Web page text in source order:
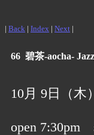
| Back | Index | Next |
66 碧茶-aocha-
10月 9日（
open 7:30pm